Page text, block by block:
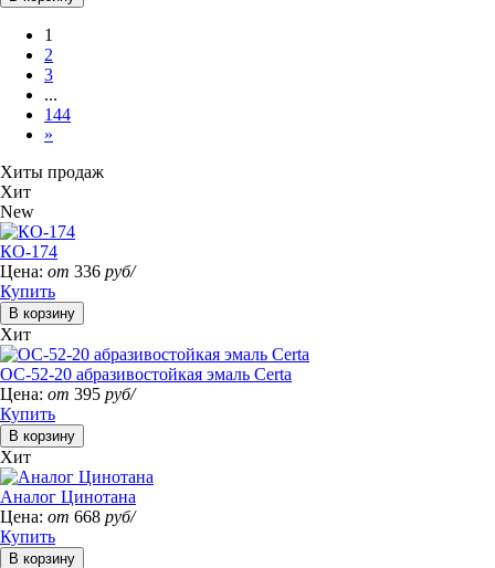
1
2
3
...
144
»
Хиты продаж
Хит
New
КО-174
Цена: от 336 руб/
Купить
Хит
ОС-52-20 абразивостойкая эмаль Certa
Цена: от 395 руб/
Купить
Хит
Аналог Цинотана
Цена: от 668 руб/
Купить